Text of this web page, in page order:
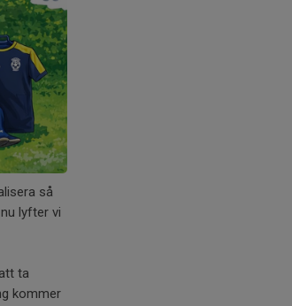
så
lyfter vi
ta
kommer